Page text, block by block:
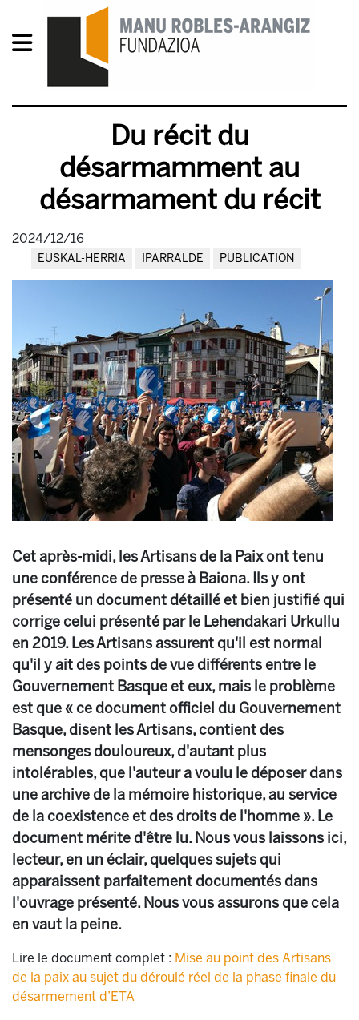
Du récit du
désarmamment au
désarmament du récit
2024/12/16
EUSKAL-HERRIA IPARRALDE PUBLICATION
Cet après-midi, les Artisans de la Paix ont tenu
une conférence de presse à Baiona. Ils y ont
présenté un document détaillé et bien justifié qui
corrige celui présenté par le Lehendakari Urkullu
en 2019. Les Artisans assurent qu'il est normal
qu'il y ait des points de vue différents entre le
Gouvernement Basque et eux, mais le problème
est que « ce document officiel du Gouvernement
Basque, disent les Artisans, contient des
mensonges douloureux, d'autant plus
intolérables, que l'auteur a voulu le déposer dans
une archive de la mémoire historique, au service
de la coexistence et des droits de l'homme ». Le
document mérite d'être lu. Nous vous laissons ici,
lecteur, en un éclair, quelques sujets qui
apparaissent parfaitement documentés dans
l'ouvrage présenté. Nous vous assurons que cela
en vaut la peine.
Lire le document complet : Mise au point des Artisans
de la paix au sujet du déroulé réel de la phase finale du
désarmement d’ETA